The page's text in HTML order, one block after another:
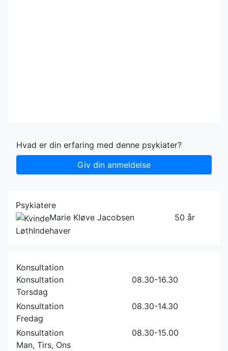
Hvad er din erfaring med denne psykiater?
Giv din anmeldelse
Psykiatere
Marie Kløve Jacobsen
LøthIndehaver
50 år
Konsultation
Konsultation
08.30-16.30
Torsdag
Konsultation
08.30-14.30
Fredag
Konsultation
08.30-15.00
Man, Tirs, Ons